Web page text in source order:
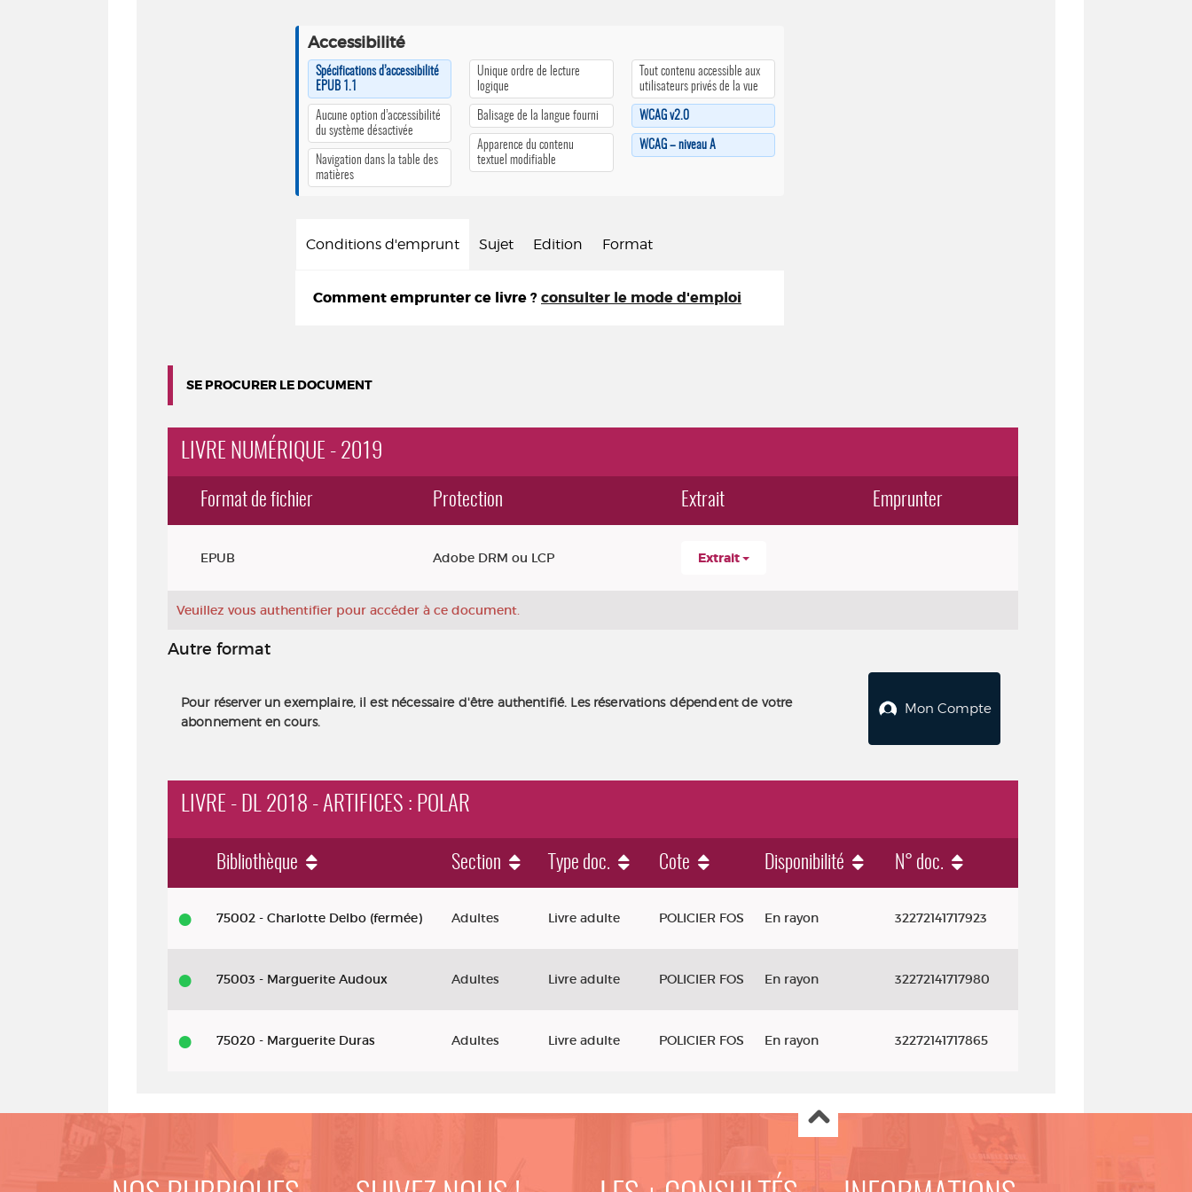
Accessibilité
Spécifications d’accessibilité
EPUB 1.1
Aucune option d’accessibilité
du système désactivée
Navigation dans la table des
matières
Unique ordre de lecture
logique
Balisage de la langue fourni
Apparence du contenu
textuel modifiable
Tout contenu accessible aux
utilisateurs privés de la vue
WCAG v2.0
WCAG – niveau A
Conditions d'emprunt Sujet Edition Format
Comment emprunter ce livre ? consulter le mode d'emploi
SE PROCURER LE DOCUMENT
LIVRE NUMÉRIQUE - 2019
Format de fichier Protection Extrait Emprunter
EPUB Adobe DRM ou LCP Extrait
Veuillez vous authentifier pour accéder à ce document.
Autre format
Pour réserver un exemplaire, il est nécessaire d'être authentifié. Les réservations dépendent de votre
abonnement en cours.
Mon Compte
LIVRE - DL 2018 - ARTIFICES : POLAR
Bibliothèque Section Type doc. Cote Disponibilité N° doc.
75002 - Charlotte Delbo (fermée) Adultes Livre adulte POLICIER FOS En rayon 32272141717923
75003 - Marguerite Audoux Adultes Livre adulte POLICIER FOS En rayon 32272141717980
75020 - Marguerite Duras Adultes Livre adulte POLICIER FOS En rayon 32272141717865